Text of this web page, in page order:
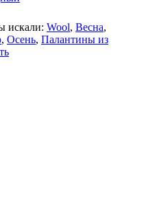
искали: Wool, Весна,
, Осень, Палантины из